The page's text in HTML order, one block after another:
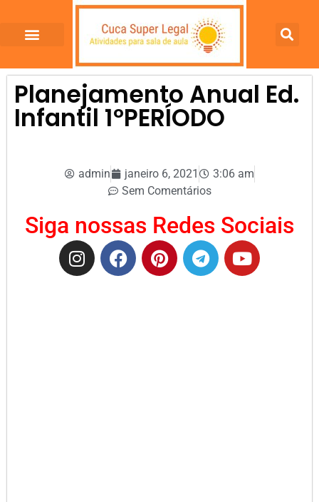
Planejamento Anual Ed.
Infantil 1ºPERÍODO
admin janeiro 6, 2021
3:06 am
Sem Comentários
Siga nossas Redes Sociais